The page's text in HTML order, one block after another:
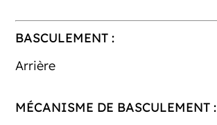
BASCULEMENT :
Arrière
MÉCANISME DE BASCULEMENT :